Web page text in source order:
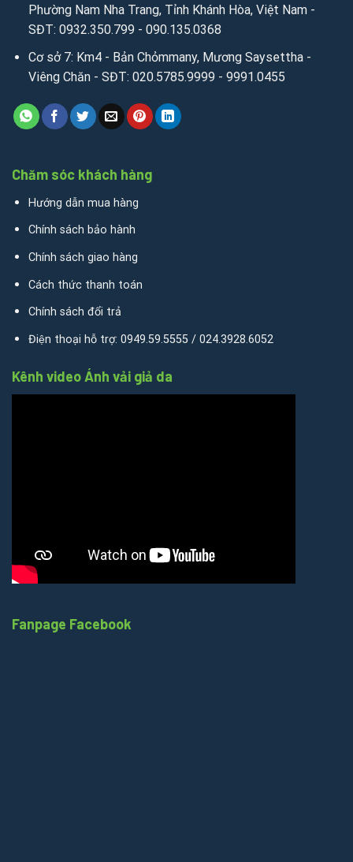
Phường Nam Nha Trang, Tỉnh Khánh Hòa, Việt Nam -
SĐT: 0932.350.799 - 090.135.0368
Cơ sở 7: Km4 - Bản Chỏmmany, Mương Saysettha -
Viêng Chăn - SĐT: 020.5785.9999 - 9991.0455
Chăm sóc khách hàng
Hướng dẫn mua hàng
Chính sách bảo hành
Chính sách giao hàng
Cách thức thanh toán
Chính sách đổi trả
Điện thoại hỗ trợ: 0949.59.5555 / 024.3928.6052
Kênh video Ánh vải giả da
Fanpage Facebook